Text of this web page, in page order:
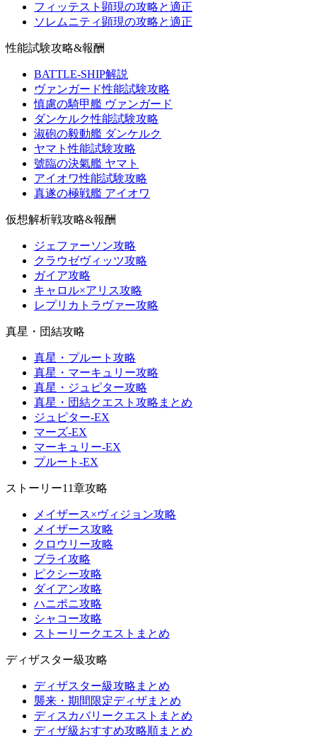
フィッテスト顕現の攻略と適正
ソレムニティ顕現の攻略と適正
性能試験攻略&報酬
BATTLE-SHIP解説
ヴァンガード性能試験攻略
慎慮の騎甲艦 ヴァンガード
ダンケルク性能試験攻略
淑砲の毅動艦 ダンケルク
ヤマト性能試験攻略
號臨の決氣艦 ヤマト
アイオワ性能試験攻略
真遂の極戦艦 アイオワ
仮想解析戦攻略&報酬
ジェファーソン攻略
クラウゼヴィッツ攻略
ガイア攻略
キャロル×アリス攻略
レプリカトラヴァー攻略
真星・団結攻略
真星・プルート攻略
真星・マーキュリー攻略
真星・ジュピター攻略
真星・団結クエスト攻略まとめ
ジュピター-EX
マーズ-EX
マーキュリー-EX
プルート-EX
ストーリー11章攻略
メイザース×ヴィジョン攻略
メイザース攻略
クロウリー攻略
ブライ攻略
ピクシー攻略
ダイアン攻略
ハニポニ攻略
シャコー攻略
ストーリークエストまとめ
ディザスター級攻略
ディザスター級攻略まとめ
襲来・期間限定ディザまとめ
ディスカバリークエストまとめ
ディザ級おすすめ攻略順まとめ